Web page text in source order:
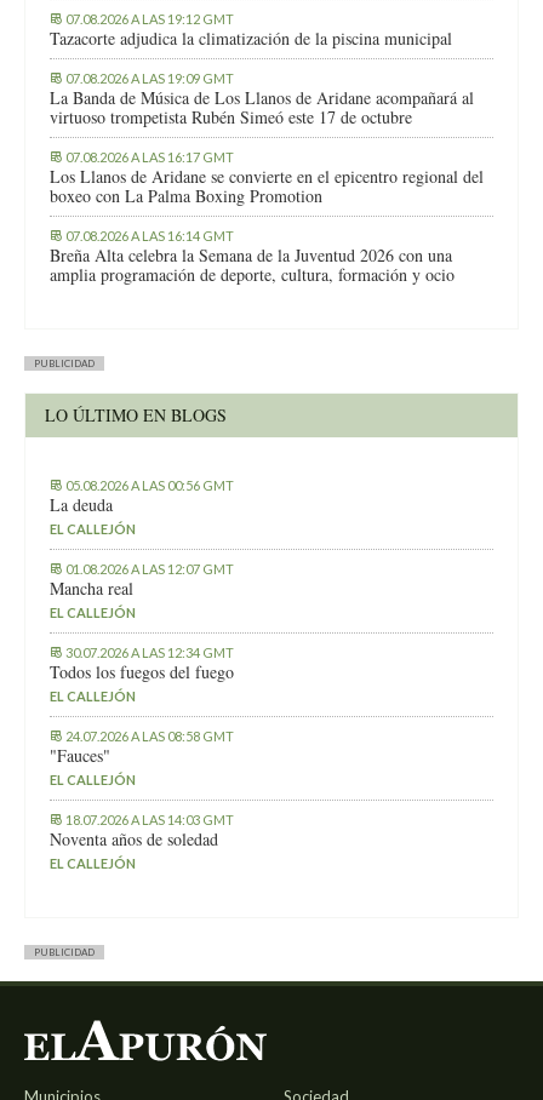
07.08.2026 A LAS 19:12 GMT
Tazacorte adjudica la climatización de la piscina municipal
07.08.2026 A LAS 19:09 GMT
La Banda de Música de Los Llanos de Aridane acompañará al
virtuoso trompetista Rubén Simeó este 17 de octubre
07.08.2026 A LAS 16:17 GMT
Los Llanos de Aridane se convierte en el epicentro regional del
boxeo con La Palma Boxing Promotion
07.08.2026 A LAS 16:14 GMT
Breña Alta celebra la Semana de la Juventud 2026 con una
amplia programación de deporte, cultura, formación y ocio
PUBLICIDAD
LO ÚLTIMO EN BLOGS
05.08.2026 A LAS 00:56 GMT
La deuda
EL CALLEJÓN
01.08.2026 A LAS 12:07 GMT
Mancha real
EL CALLEJÓN
30.07.2026 A LAS 12:34 GMT
Todos los fuegos del fuego
EL CALLEJÓN
24.07.2026 A LAS 08:58 GMT
"Fauces"
EL CALLEJÓN
18.07.2026 A LAS 14:03 GMT
Noventa años de soledad
EL CALLEJÓN
PUBLICIDAD